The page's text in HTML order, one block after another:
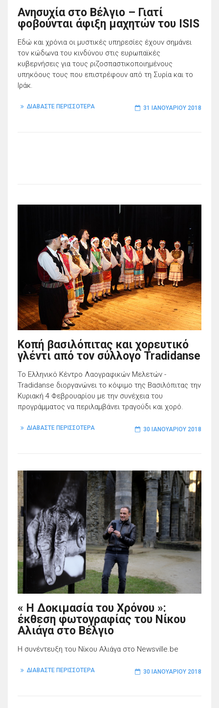
Ανησυχία στο Βέλγιο – Γιατί
φοβούνται άφιξη μαχητών του ISIS
Εδώ και χρόνια οι μυστικές υπηρεσίες έχουν σημάνει
τον κώδωνα του κινδύνου στις ευρωπαϊκές
κυβερνήσεις για τους ριζοσπαστικοποιημένους
υπηκόους τους που επιστρέφουν από τη Συρία και το
Ιράκ.
ΔΙΑΒΑΣΤΕ ΠΕΡΙΣΣΟΤΕΡΑ 31 ΙΑΝΟΥΑΡΊΟΥ 2018
Κοπή βασιλόπιτας και χορευτικό
γλέντι από τον σύλλογο Tradidanse
Το Ελληνικό Κέντρο Λαογραφικών Μελετών -
Tradidanse διοργανώνει το κόψιμο της Βασιλόπιτας την
Κυριακή 4 Φεβρουαρίου με την συνέχεια του
προγράμματος να περιλαμβάνει τραγούδι και χορό.
ΔΙΑΒΑΣΤΕ ΠΕΡΙΣΣΟΤΕΡΑ 30 ΙΑΝΟΥΑΡΊΟΥ 2018
« Η Δοκιμασία του Χρόνου »:
έκθεση φωτογραφίας του Νίκου
Αλιάγα στο Βέλγιο
Η συνέντευξη του Νίκου Αλιάγα στο Newsville.be
ΔΙΑΒΑΣΤΕ ΠΕΡΙΣΣΟΤΕΡΑ 30 ΙΑΝΟΥΑΡΊΟΥ 2018